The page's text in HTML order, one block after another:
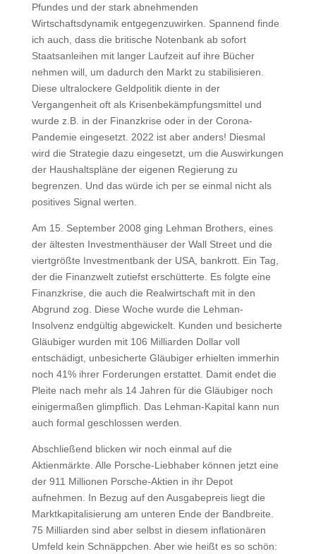
Pfundes und der stark abnehmenden
Wirtschaftsdynamik entgegenzuwirken. Spannend finde
ich auch, dass die britische Notenbank ab sofort
Staatsanleihen mit langer Laufzeit auf ihre Bücher
nehmen will, um dadurch den Markt zu stabilisieren.
Diese ultralockere Geldpolitik diente in der
Vergangenheit oft als Krisenbekämpfungsmittel und
wurde z.B. in der Finanzkrise oder in der Corona-
Pandemie eingesetzt. 2022 ist aber anders! Diesmal
wird die Strategie dazu eingesetzt, um die Auswirkungen
der Haushaltspläne der eigenen Regierung zu
begrenzen. Und das würde ich per se einmal nicht als
positives Signal werten.
Am 15. September 2008 ging Lehman Brothers, eines
der ältesten Investmenthäuser der Wall Street und die
viertgrößte Investmentbank der USA, bankrott. Ein Tag,
der die Finanzwelt zutiefst erschütterte. Es folgte eine
Finanzkrise, die auch die Realwirtschaft mit in den
Abgrund zog. Diese Woche wurde die Lehman-
Insolvenz endgültig abgewickelt. Kunden und besicherte
Gläubiger wurden mit 106 Milliarden Dollar voll
entschädigt, unbesicherte Gläubiger erhielten immerhin
noch 41% ihrer Forderungen erstattet. Damit endet die
Pleite nach mehr als 14 Jahren für die Gläubiger noch
einigermaßen glimpflich. Das Lehman-Kapital kann nun
auch formal geschlossen werden.
Abschließend blicken wir noch einmal auf die
Aktienmärkte. Alle Porsche-Liebhaber können jetzt eine
der 911 Millionen Porsche-Aktien in ihr Depot
aufnehmen. In Bezug auf den Ausgabepreis liegt die
Marktkapitalisierung am unteren Ende der Bandbreite.
75 Milliarden sind aber selbst in diesem inflationären
Umfeld kein Schnäppchen. Aber wie heißt es so schön: